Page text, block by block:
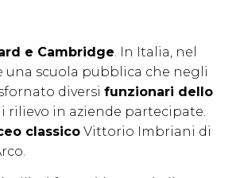
e Cambridge. In Italia, nel
una scuola pubblica che negli
diversi funzionari dello
rilievo in aziende partecipate.
classico Vittorio Imbriani di